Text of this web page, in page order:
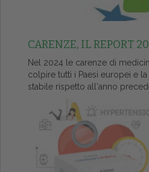
CARENZE, IL REPORT
Nel 2024 le carenze di
colpire tutti i Paesi europei e
stabile rispetto all'anno